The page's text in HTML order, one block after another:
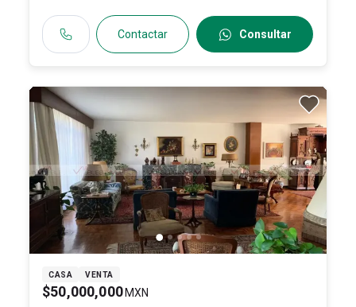
Contactar Consultar
CASA VENTA
$50,000,000 MXN